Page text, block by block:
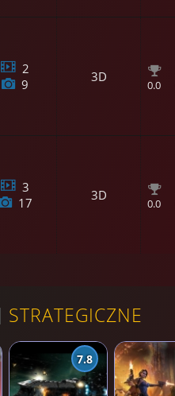
2
9
3D
0.0
3
17
3D
0.0
STRATEGICZNE
7.8